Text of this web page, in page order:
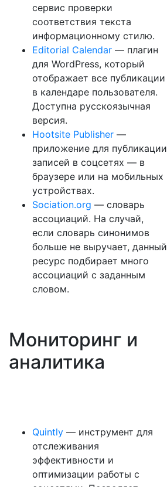
сервис проверки
соответствия текста
информационному стилю.
Editorial Calendar — плагин
для WordPress, который
отображает все публикации
в календаре пользователя.
Доступна русскоязычная
версия.
Hootsite Publisher —
приложение для публикации
записей в соцсетях — в
браузере или на мобильных
устройствах.
Sociation.org — словарь
ассоциаций. На случай,
если словарь синонимов
больше не выручает, данный
ресурс подбирает много
ассоциаций с заданным
словом.
Мониторинг и
аналитика
Quintly — инструмент для
отслеживания
эффективности и
оптимизации работы с